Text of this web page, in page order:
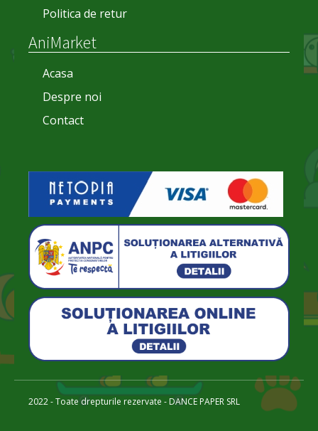
Politica de retur
AniMarket
Acasa
Despre noi
Contact
2022 - Toate drepturile rezervate - DANCE PAPER SRL